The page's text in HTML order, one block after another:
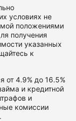
условиях не
положениями
получения
указанных
к
от 4.9% до 16.5%
и кредитной
и
комиссии